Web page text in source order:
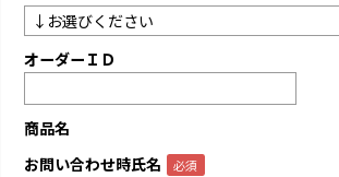
オーダーＩＤ
商品名
お問い合わせ時氏名